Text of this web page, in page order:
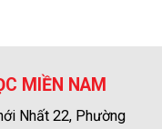
MIỀN NAM
Nhất 22, Phường